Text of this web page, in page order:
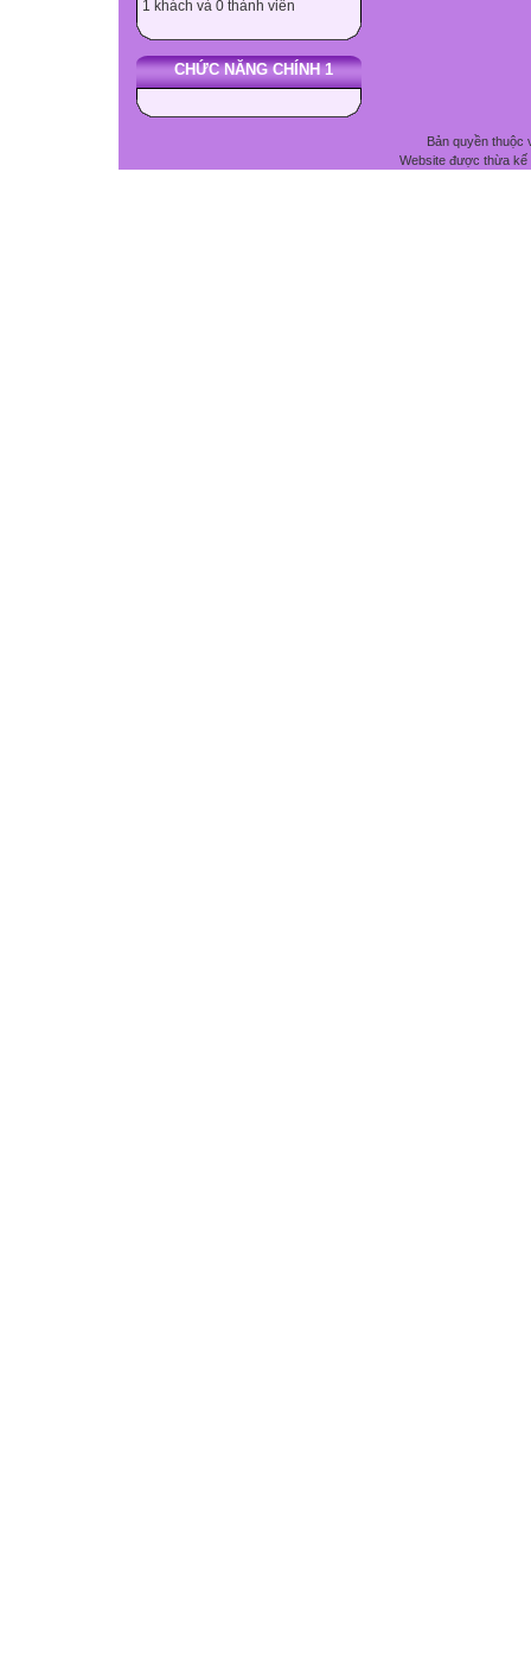
1 khách và 0 thành viên
CHỨC NĂNG CHÍNH 1
Bản quyền thuộc
Website được thừa